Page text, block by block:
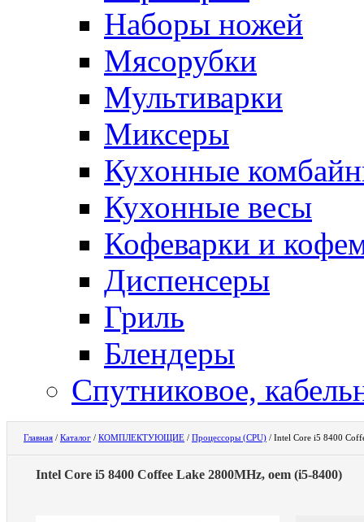
Наборы ножей
Мясорубки
Мультиварки
Миксеры
Кухонные
Кухонные весы
Кофеварки и
Диспенсеры
Гриль
Блендеры
Спутниковое,
Главная / Каталог / КОМПЛЕКТУЮЩИЕ / Процессоры (CPU) / Intel Core i5 8400
Intel Core i5 8400 Coffee Lake 2800MHz, oem (i5-8400)